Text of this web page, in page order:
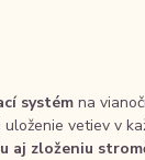
systémna
vetiev v
aj zloženiu